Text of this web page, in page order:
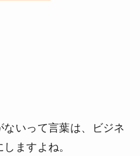
いって言葉は、ビジネ
ますよね。